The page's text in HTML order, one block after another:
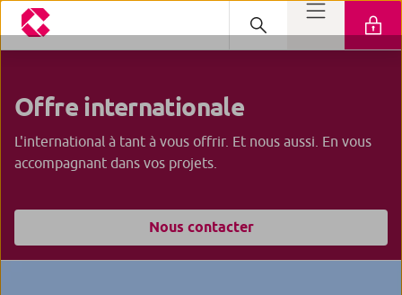
Offre internationale
L'international à tant à vous offrir. Et nous aussi. En vous
accompagnant dans vos projets.
Nous contacter